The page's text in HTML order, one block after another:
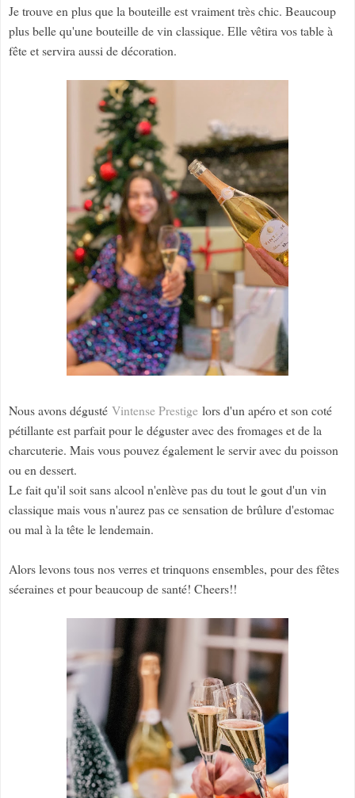
Je trouve en plus que la bouteille est vraiment très chic. Beaucoup
plus belle qu'une bouteille de vin classique. Elle vêtira vos table à
fête et servira aussi de décoration.
Nous avons dégusté Vintense Prestige lors d'un apéro et son coté
pétillante est parfait pour le déguster avec des fromages et de la
charcuterie. Mais vous pouvez également le servir avec du poisson
ou en dessert.
Le fait qu'il soit sans alcool n'enlève pas du tout le gout d'un vin
classique mais vous n'aurez pas ce sensation de brûlure d'estomac
ou mal à la tête le lendemain.
Alors levons tous nos verres et trinquons ensembles, pour des fêtes
séeraines et pour beaucoup de santé! Cheers!!